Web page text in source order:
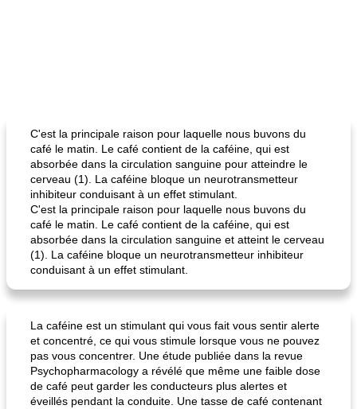
C'est la principale raison pour laquelle nous buvons du
café le matin. Le café contient de la caféine, qui est
absorbée dans la circulation sanguine pour atteindre le
cerveau (1). La caféine bloque un neurotransmetteur
inhibiteur conduisant à un effet stimulant.
C'est la principale raison pour laquelle nous buvons du
café le matin. Le café contient de la caféine, qui est
absorbée dans la circulation sanguine et atteint le cerveau
(1). La caféine bloque un neurotransmetteur inhibiteur
conduisant à un effet stimulant.
La caféine est un stimulant qui vous fait vous sentir alerte
et concentré, ce qui vous stimule lorsque vous ne pouvez
pas vous concentrer. Une étude publiée dans la revue
Psychopharmacology a révélé que même une faible dose
de café peut garder les conducteurs plus alertes et
éveillés pendant la conduite. Une tasse de café contenant